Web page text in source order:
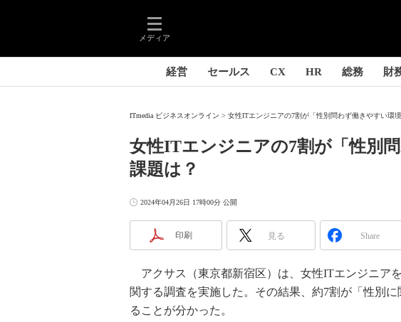
メディア
経営 セールス CX HR 総務 財
ITmedia ビジネスオンライン 女性ITエンジニアの7割が「性別問わず働きやすい環
女性ITエンジニアの7割が「性別
課題は？
2024年04月26日 17時00分 公開
印刷 見る Share
アクサス（東京都新宿区）は、女性ITエンジニア
関する調査を実施した。その結果、約7割が「性別
ることが分かった。